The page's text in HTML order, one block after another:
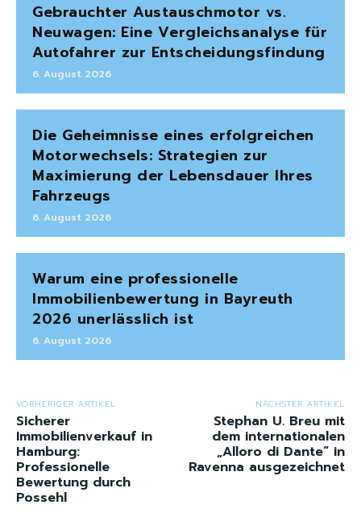
Gebrauchter Austauschmotor vs.
Neuwagen: Eine Vergleichsanalyse für
Autofahrer zur Entscheidungsfindung
6. August 2026
Die Geheimnisse eines erfolgreichen
Motorwechsels: Strategien zur
Maximierung der Lebensdauer Ihres
Fahrzeugs
6. August 2026
Warum eine professionelle
Immobilienbewertung in Bayreuth
2026 unerlässlich ist
6. August 2026
VORHERIGER ARTIKEL
Sicherer
Immobilienverkauf in
Hamburg:
Professionelle
Bewertung durch
Possehl
NÄCHSTER ARTIKEL
Stephan U. Breu mit
dem internationalen
„Alloro di Dante“ in
Ravenna ausgezeichnet